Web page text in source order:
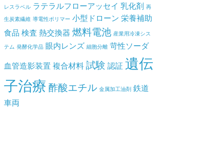
レスラベル ラテラルフローアッセイ 乳化剤 再
生炭素繊維 導電性ポリマー 小型ドローン 栄養補助
食品 検査 熱交換器 燃料電池 産業用冷凍シス
テム 発酵化学品 眼内レンズ 細胞分離 苛性ソーダ
血管造影装置 複合材料試験 認証 遺伝
子治療 酢酸エチル 金属加工油剤 鉄道
車両